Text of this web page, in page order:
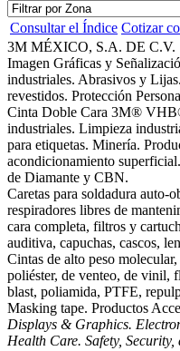
Consultar el Índice Cotizar
3M MÉXICO, S.A. DE C.V.
Imagen Gráficas y
industriales. Abrasivos y
revestidos. Protección
Cinta Doble Cara 3M®
industriales. Limpieza
para etiquetas. Minería.
acondicionamiento
de Diamante y CBN.
Caretas para soldadura auto-
respiradores libres de
cara completa, filtros y
auditiva, capuchas, cascos,
Cintas de alto peso
poliéster, de venteo, de vinil,
blast, poliamida, PTFE,
Masking tape. Productos
Displays & Graphics.
Health Care. Safety,